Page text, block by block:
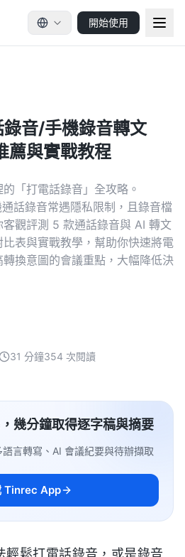
開始使用
音/手機錄音轉文
薦與實戰教程
「打電話錄音」全攻略。
話錄音常遇隱私限制，且錄音檔
觀評測 5 款通話錄音與 AI 轉文
表與實戰教學，幫助你快速將電
換意圖的會議重點，大幅降低決
31 分鐘354 次閱讀
幾分鐘取得逐字稿與摘要
言轉寫、AI 會議紀要與待辦擷取
Tinrec App
輕鬆打電話錄音，或是錄音